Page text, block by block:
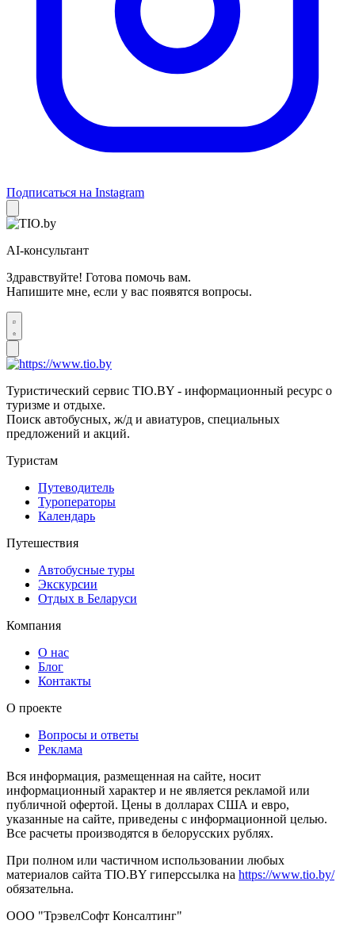
Подписаться на Instagram
AI-консультант
Здравствуйте! Готова помочь вам.
Напишите мне, если у вас появятся вопросы.
Туристический сервис TIO.BY - информационный ресурс о
туризме и отдыхе.
Поиск автобусных, ж/д и авиатуров, специальных
предложений и акций.
Туристам
Путеводитель
Туроператоры
Календарь
Путешествия
Автобусные туры
Экскурсии
Отдых в Беларуси
Компания
О нас
Блог
Контакты
О проекте
Вопросы и ответы
Реклама
Вся информация, размещенная на сайте, носит
информационный характер и не является рекламой или
публичной офертой. Цены в долларах США и евро,
указанные на сайте, приведены с информационной целью.
Все расчеты производятся в белорусских рублях.
При полном или частичном использовании любых
материалов сайта TIO.BY гиперссылка на https://www.tio.by/
обязательна.
ООО "ТрэвелСофт Консалтинг"